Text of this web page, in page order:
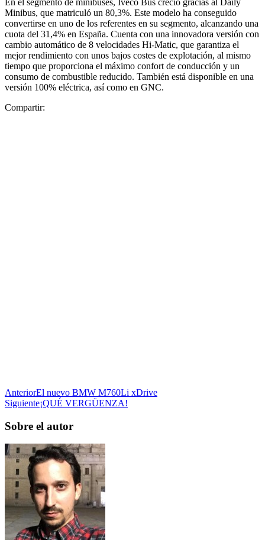
Minibus, que matriculó un 80,3%. Este modelo ha conseguido
convertirse en uno de los referentes en su segmento, alcanzando una
cuota del 31,4% en España. Cuenta con una innovadora versión con
cambio automático de 8 velocidades Hi-Matic, que garantiza el
mejor rendimiento con unos bajos costes de explotación, al mismo
tiempo que proporciona el máximo confort de conducción y un
consumo de combustible reducido. También está disponible en una
versión 100% eléctrica, así como en GNC.
Compartir:
AnteriorEl nuevo BMW M760Li xDrive
Siguiente¡QUÉ VERGÜENZA!
Sobre el autor